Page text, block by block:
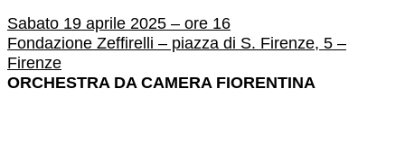
Sabato 19 aprile 2025 – ore 16
Fondazione Zeffirelli – piazza di S. Firenze, 5 –
Firenze
ORCHESTRA DA CAMERA FIORENTINA